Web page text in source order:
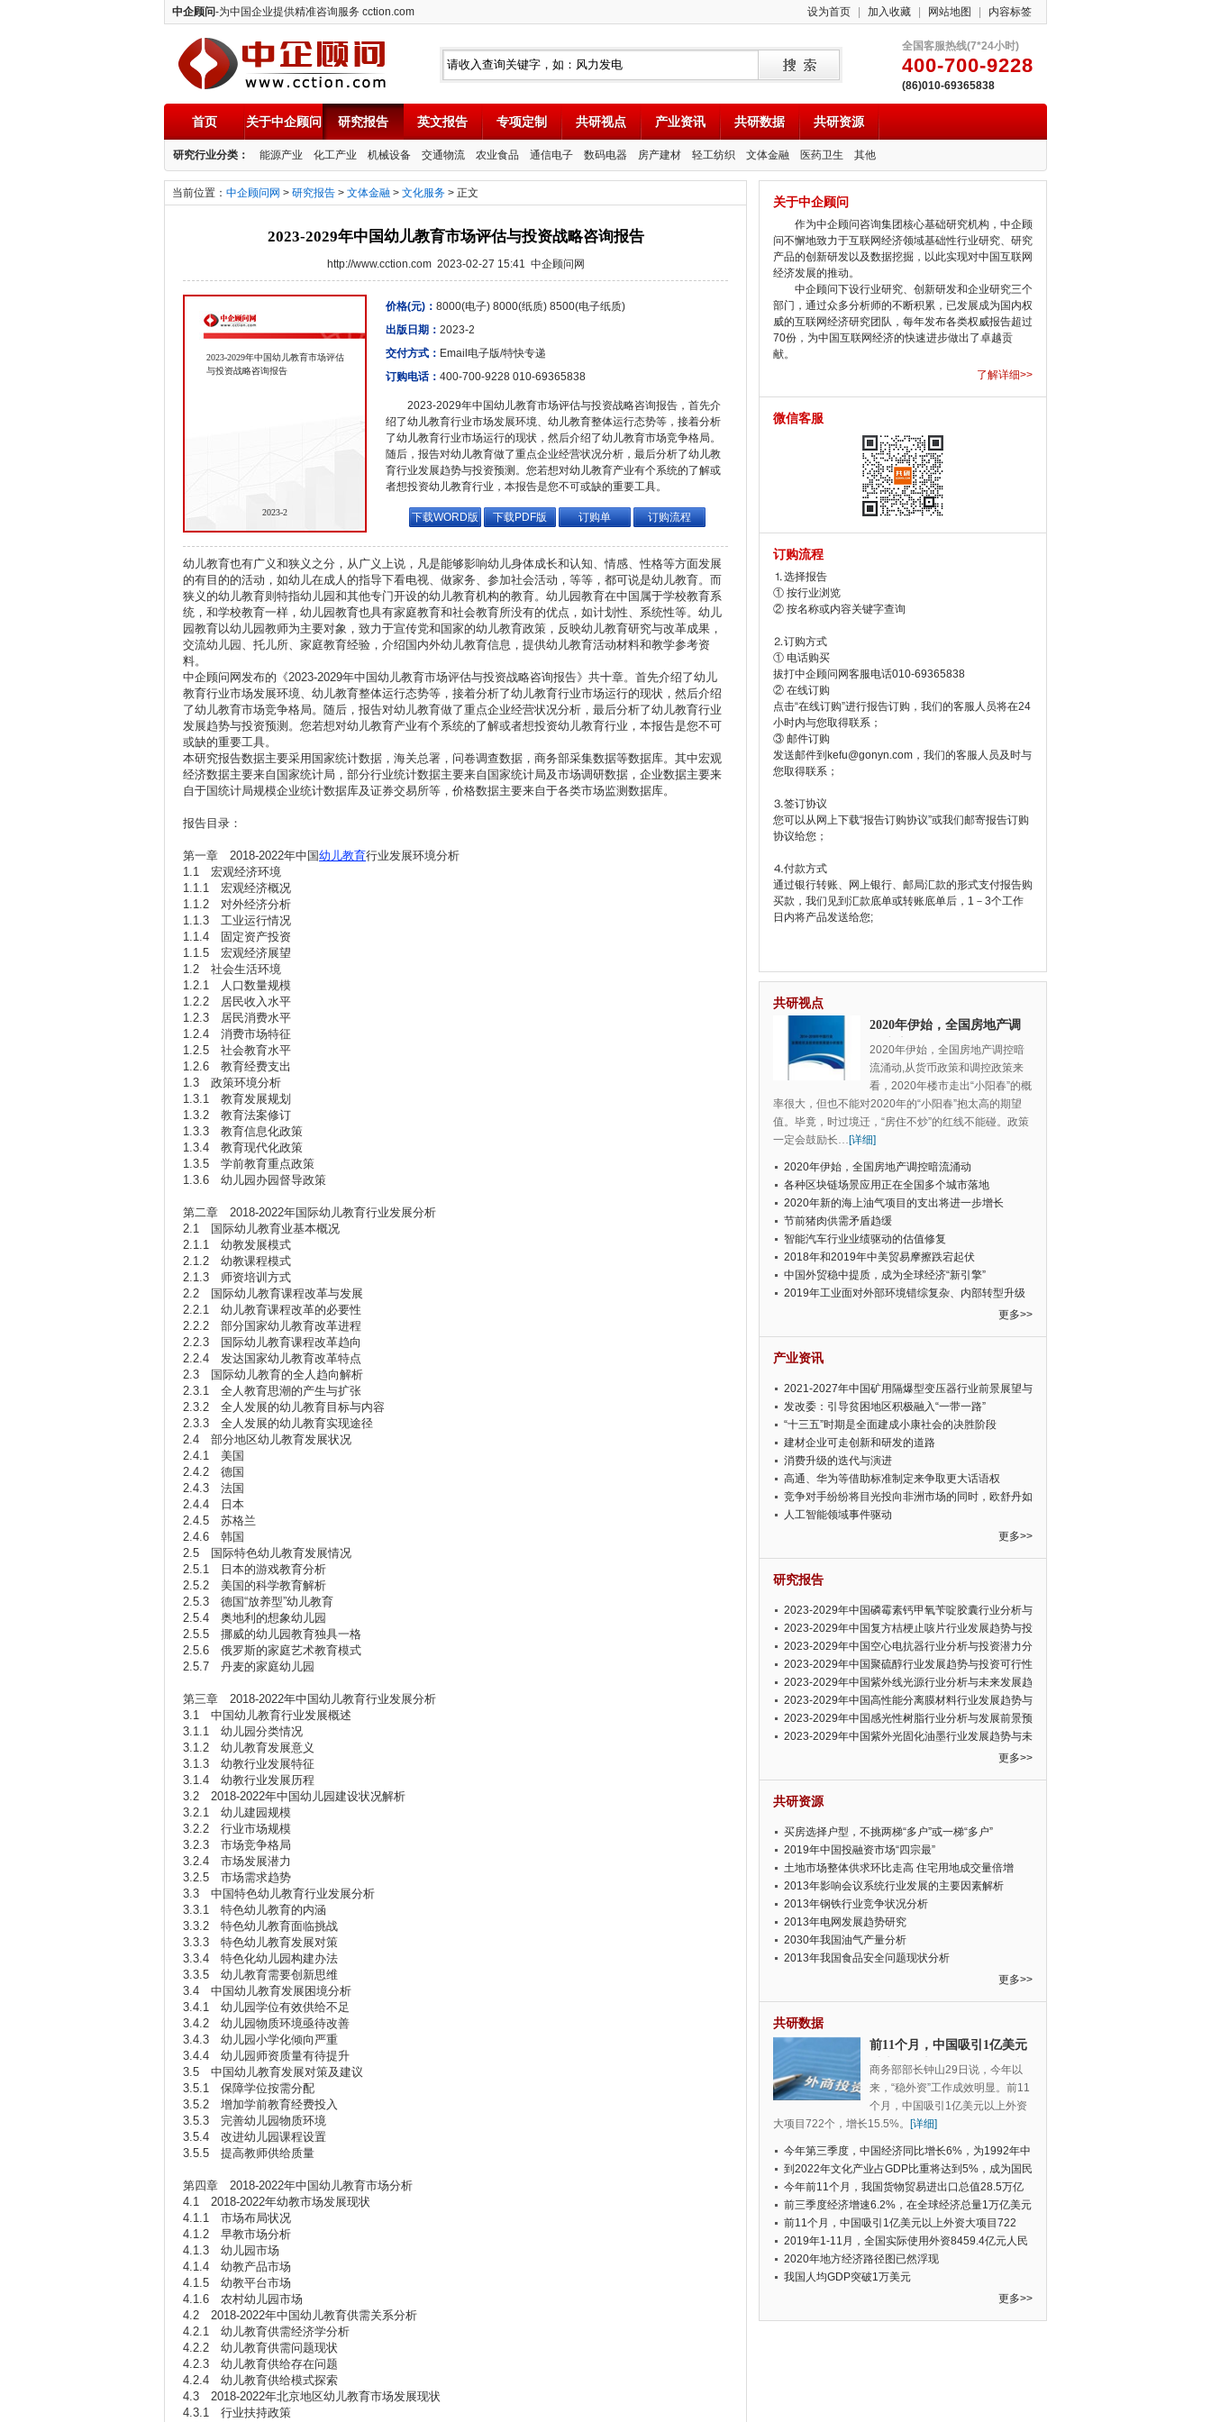
中企顾问-为中国企业提供精准咨询服务 cction.com 设为首页 加入收藏 网站地图 内容标签
中企顾问
全国客服热线(7*24小时)
400-700-9228
(86)010-69365838
首页 关于中企顾问 研究报告 英文报告 专项定制 共研视点 产业资讯 共研数据 共研资源
研究行业分类： 能源产业 化工产业 机械设备 交通物流 农业食品 通信电子 数码电器 房产建材 轻工纺织 文体金融 医药卫生 其他
当前位置： 中企顾问网 > 研究报告 > 文体金融 > 文化服务 > 正文
2023-2029年中国幼儿教育市场评估与投资战略咨询报告
http://www.cction.com 2023-02-27 15:41 中企顾问网
2023-2029年中国幼儿教育市场评估
与投资战略咨询报告
2023-2
价格(元)： 8000(电子) 8000(纸质) 8500(电子纸质)
出版日期： 2023-2
交付方式： Email电子版/特快专递
订购电话： 400-700-9228 010-69365838
2023-2029年中国幼儿教育市场评估与投资战略咨询报告，首先介
绍了幼儿教育行业市场发展环境、幼儿教育整体运行态势等，接着分析
了幼儿教育行业市场运行的现状，然后介绍了幼儿教育市场竞争格局。
随后，报告对幼儿教育做了重点企业经营状况分析，最后分析了幼儿教
育行业发展趋势与投资预测。您若想对幼儿教育产业有个系统的了解或
者想投资幼儿教育行业，本报告是您不可或缺的重要工具。
下载WORD版 下载PDF版 订购单 订购流程
幼儿教育也有广义和狭义之分，从广义上说，凡是能够影响幼儿身体成长和认知、情感、性格等方面发展
的有目的的活动，如幼儿在成人的指导下看电视、做家务、参加社会活动，等等，都可说是幼儿教育。而
狭义的幼儿教育则特指幼儿园和其他专门开设的幼儿教育机构的教育。幼儿园教育在中国属于学校教育系
统，和学校教育一样，幼儿园教育也具有家庭教育和社会教育所没有的优点，如计划性、系统性等。幼儿
园教育以幼儿园教师为主要对象，致力于宣传党和国家的幼儿教育政策，反映幼儿教育研究与改革成果，
交流幼儿园、托儿所、家庭教育经验，介绍国内外幼儿教育信息，提供幼儿教育活动材料和教学参考资
料。
中企顾问网发布的《2023-2029年中国幼儿教育市场评估与投资战略咨询报告》共十章。首先介绍了幼儿
教育行业市场发展环境、幼儿教育整体运行态势等，接着分析了幼儿教育行业市场运行的现状，然后介绍
了幼儿教育市场竞争格局。随后，报告对幼儿教育做了重点企业经营状况分析，最后分析了幼儿教育行业
发展趋势与投资预测。您若想对幼儿教育产业有个系统的了解或者想投资幼儿教育行业，本报告是您不可
或缺的重要工具。
本研究报告数据主要采用国家统计数据，海关总署，问卷调查数据，商务部采集数据等数据库。其中宏观
经济数据主要来自国家统计局，部分行业统计数据主要来自国家统计局及市场调研数据，企业数据主要来
自于国统计局规模企业统计数据库及证券交易所等，价格数据主要来自于各类市场监测数据库。
报告目录：
第一章 2018-2022年中国幼儿教育行业发展环境分析
1.1 宏观经济环境
1.1.1 宏观经济概况
1.1.2 对外经济分析
1.1.3 工业运行情况
1.1.4 固定资产投资
1.1.5 宏观经济展望
1.2 社会生活环境
1.2.1 人口数量规模
1.2.2 居民收入水平
1.2.3 居民消费水平
1.2.4 消费市场特征
1.2.5 社会教育水平
1.2.6 教育经费支出
1.3 政策环境分析
1.3.1 教育发展规划
1.3.2 教育法案修订
1.3.3 教育信息化政策
1.3.4 教育现代化政策
1.3.5 学前教育重点政策
1.3.6 幼儿园办园督导政策
第二章 2018-2022年国际幼儿教育行业发展分析
2.1 国际幼儿教育业基本概况
2.1.1 幼教发展模式
2.1.2 幼教课程模式
2.1.3 师资培训方式
2.2 国际幼儿教育课程改革与发展
2.2.1 幼儿教育课程改革的必要性
2.2.2 部分国家幼儿教育改革进程
2.2.3 国际幼儿教育课程改革趋向
2.2.4 发达国家幼儿教育改革特点
2.3 国际幼儿教育的全人趋向解析
2.3.1 全人教育思潮的产生与扩张
2.3.2 全人发展的幼儿教育目标与内容
2.3.3 全人发展的幼儿教育实现途径
2.4 部分地区幼儿教育发展状况
2.4.1 美国
2.4.2 德国
2.4.3 法国
2.4.4 日本
2.4.5 苏格兰
2.4.6 韩国
2.5 国际特色幼儿教育发展情况
2.5.1 日本的游戏教育分析
2.5.2 美国的科学教育解析
2.5.3 德国“放养型”幼儿教育
2.5.4 奥地利的想象幼儿园
2.5.5 挪威的幼儿园教育独具一格
2.5.6 俄罗斯的家庭艺术教育模式
2.5.7 丹麦的家庭幼儿园
第三章 2018-2022年中国幼儿教育行业发展分析
3.1 中国幼儿教育行业发展概述
3.1.1 幼儿园分类情况
3.1.2 幼儿教育发展意义
3.1.3 幼教行业发展特征
3.1.4 幼教行业发展历程
3.2 2018-2022年中国幼儿园建设状况解析
3.2.1 幼儿建园规模
3.2.2 行业市场规模
3.2.3 市场竞争格局
3.2.4 市场发展潜力
3.2.5 市场需求趋势
3.3 中国特色幼儿教育行业发展分析
3.3.1 特色幼儿教育的内涵
3.3.2 特色幼儿教育面临挑战
3.3.3 特色幼儿教育发展对策
3.3.4 特色化幼儿园构建办法
3.3.5 幼儿教育需要创新思维
3.4 中国幼儿教育发展困境分析
3.4.1 幼儿园学位有效供给不足
3.4.2 幼儿园物质环境亟待改善
3.4.3 幼儿园小学化倾向严重
3.4.4 幼儿园师资质量有待提升
3.5 中国幼儿教育发展对策及建议
3.5.1 保障学位按需分配
3.5.2 增加学前教育经费投入
3.5.3 完善幼儿园物质环境
3.5.4 改进幼儿园课程设置
3.5.5 提高教师供给质量
第四章 2018-2022年中国幼儿教育市场分析
4.1 2018-2022年幼教市场发展现状
4.1.1 市场布局状况
4.1.2 早教市场分析
4.1.3 幼儿园市场
4.1.4 幼教产品市场
4.1.5 幼教平台市场
4.1.6 农村幼儿园市场
4.2 2018-2022年中国幼儿教育供需关系分析
4.2.1 幼儿教育供需经济学分析
4.2.2 幼儿教育供需问题现状
4.2.3 幼儿教育供给存在问题
4.2.4 幼儿教育供给模式探索
4.3 2018-2022年北京地区幼儿教育市场发展现状
4.3.1 行业扶持政策
关于中企顾问
作为中企顾问咨询集团核心基础研究机构，中企顾
问不懈地致力于互联网经济领域基础性行业研究、研究
产品的创新研发以及数据挖掘，以此实现对中国互联网
经济发展的推动。
中企顾问下设行业研究、创新研发和企业研究三个
部门，通过众多分析师的不断积累，已发展成为国内权
威的互联网经济研究团队，每年发布各类权威报告超过
70份，为中国互联网经济的快速进步做出了卓越贡
献。
了解详细>>
微信客服
订购流程
⒈选择报告
① 按行业浏览
② 按名称或内容关键字查询
⒉订购方式
① 电话购买
拔打中企顾问网客服电话010-69365838
② 在线订购
点击“在线订购”进行报告订购，我们的客服人员将在24
小时内与您取得联系；
③ 邮件订购
发送邮件到kefu@gonyn.com，我们的客服人员及时与
您取得联系；
⒊签订协议
您可以从网上下载“报告订购协议”或我们邮寄报告订购
协议给您；
⒋付款方式
通过银行转账、网上银行、邮局汇款的形式支付报告购
买款，我们见到汇款底单或转账底单后，1－3个工作
日内将产品发送给您;
共研视点
2020年伊始，全国房地产调
控暗流涌动
2020年伊始，全国房地产调控暗
流涌动,从货币政策和调控政策来
看，2020年楼市走出“小阳春”的概
率很大，但也不能对2020年的“小阳春”抱太高的期望
值。毕竟，时过境迁，“房住不炒”的红线不能碰。政策
一定会鼓励长…[详细]
2020年伊始，全国房地产调控暗流涌动
各种区块链场景应用正在全国多个城市落地
2020年新的海上油气项目的支出将进一步增长
节前猪肉供需矛盾趋缓
智能汽车行业业绩驱动的估值修复
2018年和2019年中美贸易摩擦跌宕起伏
中国外贸稳中提质，成为全球经济“新引擎”
2019年工业面对外部环境错综复杂、内部转型升级
更多>>
产业资讯
2021-2027年中国矿用隔爆型变压器行业前景展望与
投资前景预测报告
发改委：引导贫困地区积极融入“一带一路”
“十三五”时期是全面建成小康社会的决胜阶段
建材企业可走创新和研发的道路
消费升级的迭代与演进
高通、华为等借助标准制定来争取更大话语权
竞争对手纷纷将目光投向非洲市场的同时，欧舒丹如
此淡定，难道就真的不怕丧失先机吗?
人工智能领域事件驱动
更多>>
研究报告
2023-2029年中国磷霉素钙甲氧苄啶胶囊行业分析与
投资可行性报告
2023-2029年中国复方桔梗止咳片行业发展趋势与投
资潜力分析报告
2023-2029年中国空心电抗器行业分析与投资潜力分
析报告
2023-2029年中国聚硫醇行业发展趋势与投资可行性
报告
2023-2029年中国紫外线光源行业分析与未来发展趋
势报告
2023-2029年中国高性能分离膜材料行业发展趋势与
发展前景预测报告
2023-2029年中国感光性树脂行业分析与发展前景预
测报告
2023-2029年中国紫外光固化油墨行业发展趋势与未
更多>>
共研资源
买房选择户型，不挑两梯“多户”或一梯“多户”
2019年中国投融资市场“四宗最”
土地市场整体供求环比走高 住宅用地成交量倍增
2013年影响会议系统行业发展的主要因素解析
2013年钢铁行业竞争状况分析
2013年电网发展趋势研究
2030年我国油气产量分析
2013年我国食品安全问题现状分析
更多>>
共研数据
前11个月，中国吸引1亿美元
以上外资大项目722个，增长
15.5%
商务部部长钟山29日说，今年以
来，“稳外资”工作成效明显。前11
个月，中国吸引1亿美元以上外资
大项目722个，增长15.5%。 [详细]
今年第三季度，中国经济同比增长6%，为1992年中
国有季度数据以来的新低
到2022年文化产业占GDP比重将达到5%，成为国民
经济支柱产业
今年前11个月，我国货物贸易进出口总值28.5万亿
元人民币，比去年同期增长2.4%
前三季度经济增速6.2%，在全球经济总量1万亿美元
以上的经济体中增速最快
前11个月，中国吸引1亿美元以上外资大项目722
个，增长15.5%
2019年1-11月，全国实际使用外资8459.4亿元人民
币，同比增长6.0%
2020年地方经济路径图已然浮现
我国人均GDP突破1万美元
更多>>